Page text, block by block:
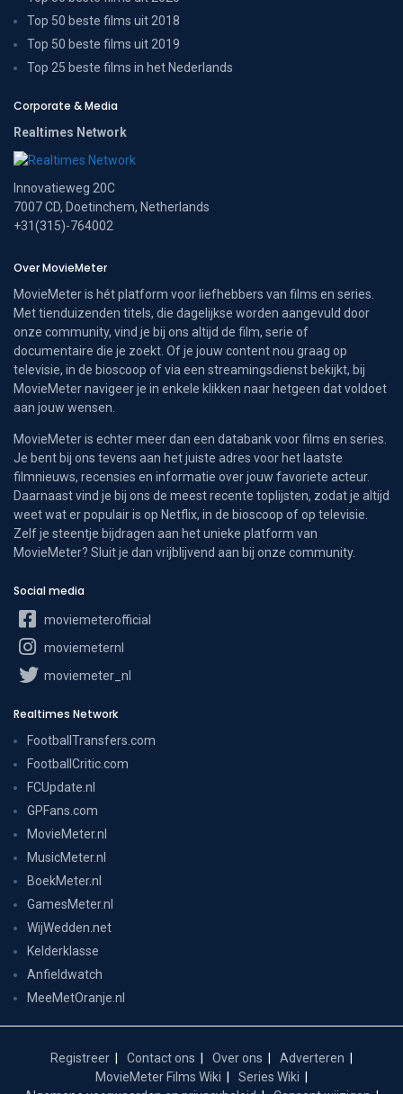
Top 50 beste films uit 2018
Top 50 beste films uit 2019
Top 25 beste films in het Nederlands
Corporate & Media
Realtimes Network
Innovatieweg 20C
7007 CD, Doetinchem, Netherlands
+31(315)-764002
Over MovieMeter
MovieMeter is hét platform voor liefhebbers van films en series.
Met tienduizenden titels, die dagelijkse worden aangevuld door
onze community, vind je bij ons altijd de film, serie of
documentaire die je zoekt. Of je jouw content nou graag op
televisie, in de bioscoop of via een streamingsdienst bekijkt, bij
MovieMeter navigeer je in enkele klikken naar hetgeen dat voldoet
aan jouw wensen.
MovieMeter is echter meer dan een databank voor films en series.
Je bent bij ons tevens aan het juiste adres voor het laatste
filmnieuws, recensies en informatie over jouw favoriete acteur.
Daarnaast vind je bij ons de meest recente toplijsten, zodat je altijd
weet wat er populair is op Netflix, in de bioscoop of op televisie.
Zelf je steentje bijdragen aan het unieke platform van
MovieMeter? Sluit je dan vrijblijvend aan bij onze community.
Social media
moviemeterofficial
moviemeternl
moviemeter_nl
Realtimes Network
FootballTransfers.com
FootballCritic.com
FCUpdate.nl
GPFans.com
MovieMeter.nl
MusicMeter.nl
BoekMeter.nl
GamesMeter.nl
WijWedden.net
Kelderklasse
Anfieldwatch
MeeMetOranje.nl
Registreer Contact ons Over ons
Adverteren
MovieMeter Films Wiki
Series Wiki